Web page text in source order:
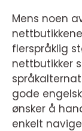
Mens noen
flerspråklig
nettbutikker
gode
ønsker å
enkelt